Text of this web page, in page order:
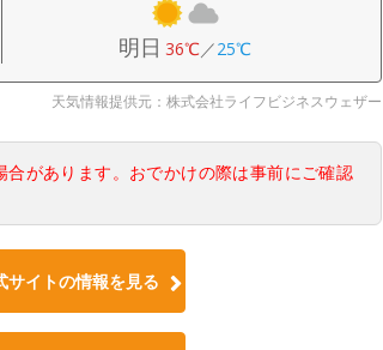
明日 36℃／25℃
天気情報提供元：株式会社ライフビジネスウェザー
があります。おでかけの際は事前にご確認
サイトの情報を見る